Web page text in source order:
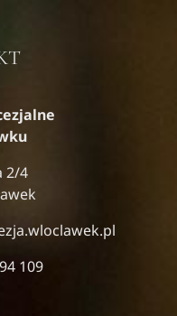
2/4
109